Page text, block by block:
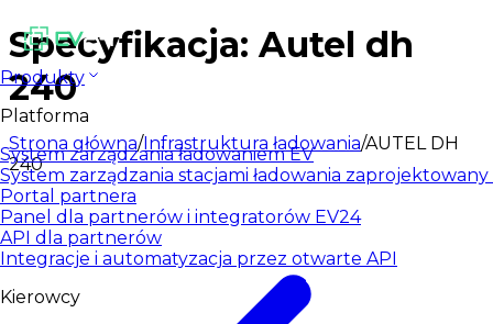
Produkty
Platforma
System zarządzania ładowaniem EV
System zarządzania stacjami ładowania zaprojektowany
Portal partnera
Panel dla partnerów i integratorów EV24
API dla partnerów
Integracje i automatyzacja przez otwarte API
Kierowcy
Specyfikacja: Autel dh
240
Strona główna/Infrastruktura ładowania/AUTEL DH
240